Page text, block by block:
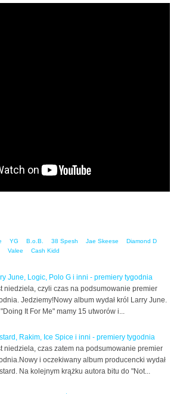
YG B.o.B. 38 Spesh Jae Skeese
Diamond D
Valee Cash Kidd
June, Logic, Polo G i inni - premiery tygodnia
niedziela, czyli czas na podsumowanie premier
Jedziemy!Nowy album wydał król Larry June.
"Doing It For Me" mamy 15 utworów i...
Rakim, Ice Spice i inni - premiery tygodnia
niedziela, czas zatem na podsumowanie premier
i oczekiwany album producencki wydał
Na kolejnym krążku autora bitu do "Not...